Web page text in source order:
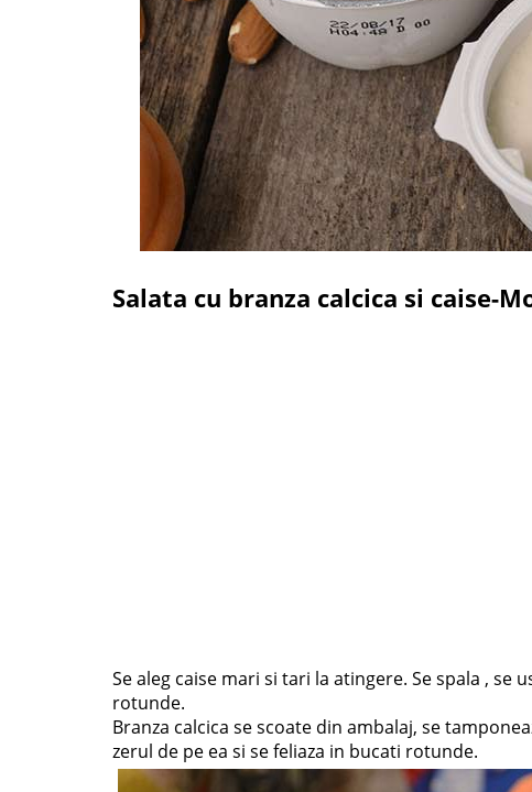
Salata cu branza calcica si caise-
Se aleg caise mari si tari la atingere. Se spala , se
rotunde.
Branza calcica se scoate din ambalaj, se
zerul de pe ea si se feliaza in bucati rotunde.